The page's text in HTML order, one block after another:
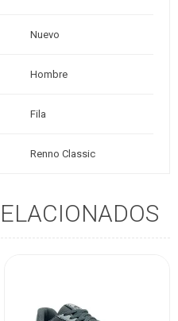
Nuevo
Hombre
Fila
Renno Classic